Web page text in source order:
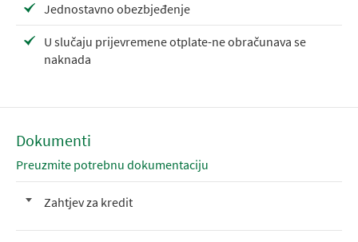
Jednostavno obezbjeđenje
U slučaju prijevremene otplate-ne obračunava se
naknada
Dokumenti
Preuzmite potrebnu dokumentaciju
Zahtjev za kredit